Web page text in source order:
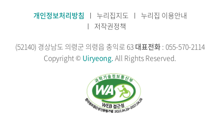
개인정보처리방침 누리집지도
누리집 이용안내
저작권정책
(52140) 경상남도 의령군 의령읍 충익로 63 대표전화 : 055-570-2114
Copyright © Uiryeong. All Rights Reserved.